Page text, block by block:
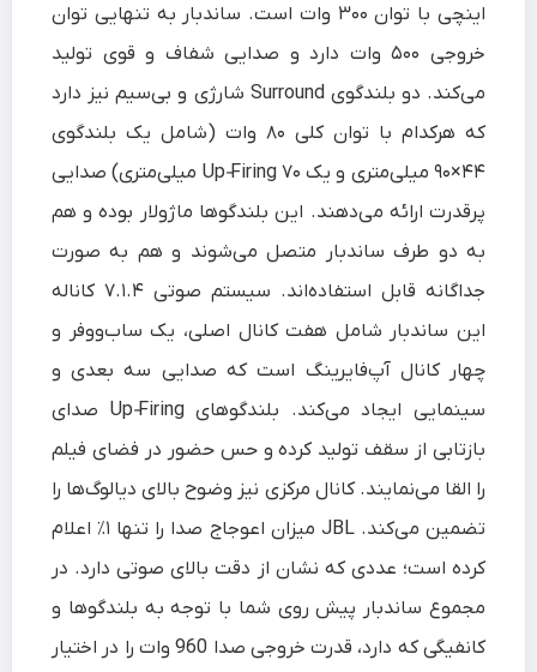
اینچی با توان ۳۰۰ وات است. ساندبار به‌ تنهایی توان
خروجی ۵۰۰ وات دارد و صدایی شفاف و قوی تولید
می‌کند. دو بلندگوی Surround شارژی و بی‌سیم نیز دارد
که هرکدام با توان کلی ۸۰ وات (شامل یک بلندگوی
۴۴×۹۰ میلی‌متری و یک Up‑Firing ۷۰ میلی‌متری) صدایی
پرقدرت ارائه می‌دهند. این بلندگوها ماژولار بوده و هم
به دو طرف ساندبار متصل می‌شوند و هم به‌ صورت
جداگانه قابل استفاده‌اند. سیستم صوتی ۷.۱.۴ کاناله
این ساندبار شامل هفت کانال اصلی، یک ساب‌ووفر و
چهار کانال آپ‌فایرینگ است که صدایی سه‌ بعدی و
سینمایی ایجاد می‌کند. بلندگوهای Up‑Firing صدای
بازتابی از سقف تولید کرده و حس حضور در فضای فیلم
را القا می‌نمایند. کانال مرکزی نیز وضوح بالای دیالوگ‌ها را
تضمین می‌کند. JBL میزان اعوجاج صدا را تنها ۱٪ اعلام
کرده است؛ عددی که نشان از دقت بالای صوتی دارد. در
مجموع ساندبار پیش روی شما با توجه به بلندگوها و
کانفیگی که دارد، قدرت خروجی صدا 960 وات را در اختیار